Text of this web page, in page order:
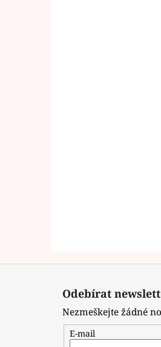
Z
Odebírat
Nezmeškejte žádné
E-mail